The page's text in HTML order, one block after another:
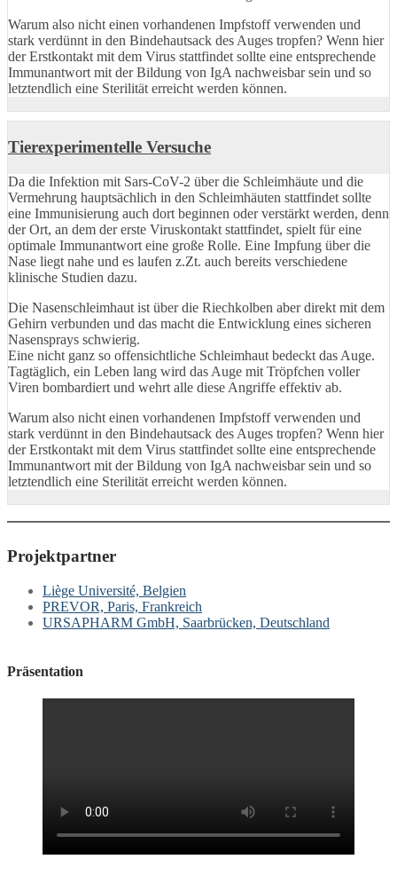
Warum also nicht einen vorhandenen Impfstoff verwenden und
stark verdünnt in den Bindehautsack des Auges tropfen? Wenn hier
der Erstkontakt mit dem Virus stattfindet sollte eine entsprechende
Immunantwort mit der Bildung von IgA nachweisbar sein und so
letztendlich eine Sterilität erreicht werden können.
Tierexperimentelle Versuche
Da die Infektion mit Sars-CoV-2 über die Schleimhäute und die
Vermehrung hauptsächlich in den Schleimhäuten stattfindet sollte
eine Immunisierung auch dort beginnen oder verstärkt werden, denn
der Ort, an dem der erste Viruskontakt stattfindet, spielt für eine
optimale Immunantwort eine große Rolle. Eine Impfung über die
Nase liegt nahe und es laufen z.Zt. auch bereits verschiedene
klinische Studien dazu.
Die Nasenschleimhaut ist über die Riechkolben aber direkt mit dem
Gehirn verbunden und das macht die Entwicklung eines sicheren
Nasensprays schwierig.
Eine nicht ganz so offensichtliche Schleimhaut bedeckt das Auge.
Tagtäglich, ein Leben lang wird das Auge mit Tröpfchen voller
Viren bombardiert und wehrt alle diese Angriffe effektiv ab.
Warum also nicht einen vorhandenen Impfstoff verwenden und
stark verdünnt in den Bindehautsack des Auges tropfen? Wenn hier
der Erstkontakt mit dem Virus stattfindet sollte eine entsprechende
Immunantwort mit der Bildung von IgA nachweisbar sein und so
letztendlich eine Sterilität erreicht werden können.
Projektpartner
Liège Université, Belgien
PREVOR, Paris, Frankreich
URSAPHARM GmbH, Saarbrücken, Deutschland
Präsentation